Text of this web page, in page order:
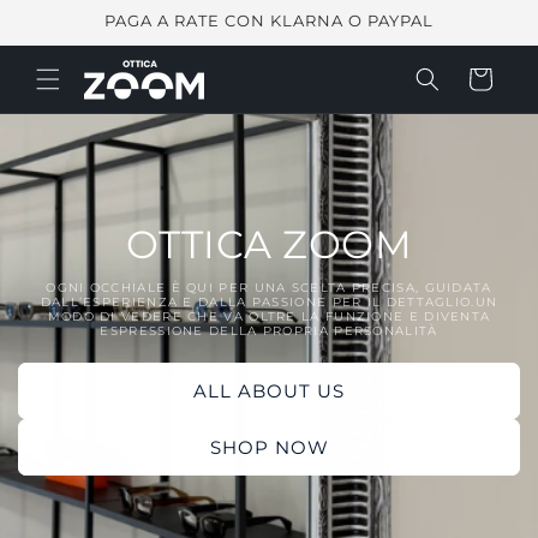
direttamente
ai contenuti
PAGA A RATE CON KLARNA O PAYPAL
Carrello
OTTICA ZOOM
OGNI OCCHIALE È QUI PER UNA SCELTA PRECISA, GUIDATA
DALL’ESPERIENZA E DALLA PASSIONE PER IL DETTAGLIO.UN
MODO DI VEDERE CHE VA OLTRE LA FUNZIONE E DIVENTA
ESPRESSIONE DELLA PROPRIA PERSONALITÀ
ALL ABOUT US
SHOP NOW